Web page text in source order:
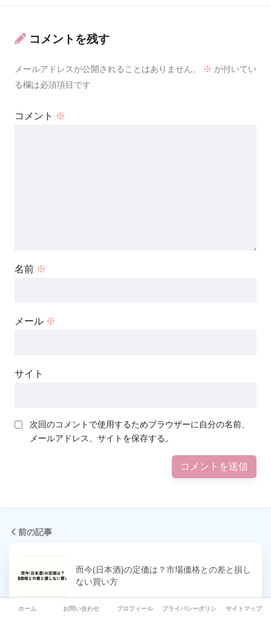
コメントを残す
メールアドレスが公開されることはありません。 ※ が付いてい
る欄は必須項目です
コメント ※
名前 ※
メール ※
サイト
次回のコメントで使用するためブラウザーに自分の名前、
メールアドレス、サイトを保存する。
前の記事
而今(日本酒)の定価は？市場価格との差と損し
ない買い方
ホーム お問い合わせ プロフィール プライバシーポリシー サイトマップ